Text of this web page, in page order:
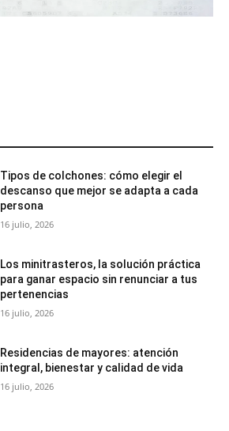
Tipos de colchones: cómo elegir el
descanso que mejor se adapta a cada
persona
16 julio, 2026
Los minitrasteros, la solución práctica
para ganar espacio sin renunciar a tus
pertenencias
16 julio, 2026
Residencias de mayores: atención
integral, bienestar y calidad de vida
16 julio, 2026